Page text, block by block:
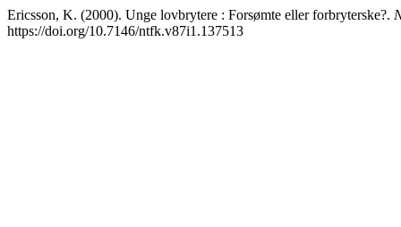
Ericsson, K. (2000). Unge lovbrytere : Forsømte eller forbryterske?.
https://doi.org/10.7146/ntfk.v87i1.137513